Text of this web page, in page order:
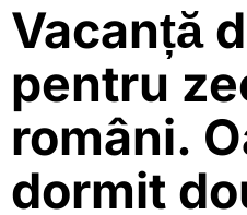
Vacanță
pentru
români.
dormit